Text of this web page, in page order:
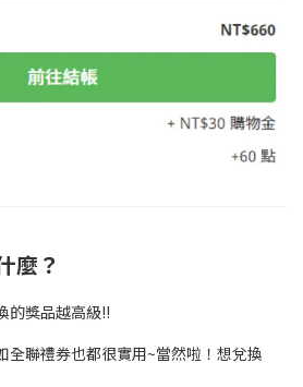
麼？
的獎品越高級!!
全聯禮券也都很實用~當然啦！想兌換